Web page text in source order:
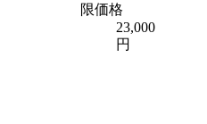
限価格
23,000
円